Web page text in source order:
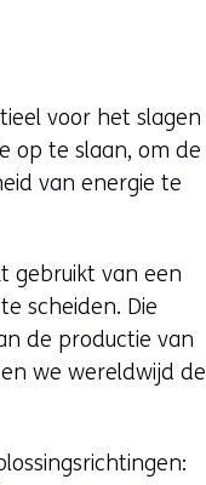
voor het slagen
op te slaan, om de
van energie te
gebruikt van een
scheiden. Die
de productie van
we wereldwijd de